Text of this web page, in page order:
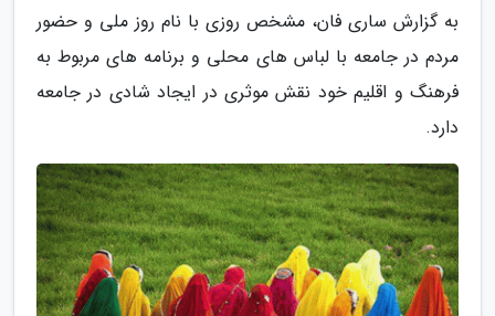
به گزارش ساری فان، مشخص روزی با نام روز ملی و حضور
مردم در جامعه با لباس های محلی و برنامه های مربوط به
فرهنگ و اقلیم خود نقش موثری در ایجاد شادی در جامعه
دارد.